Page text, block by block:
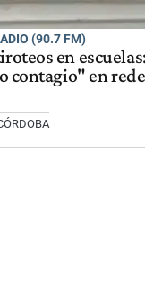
(90.7 FM)
en
contagio" en